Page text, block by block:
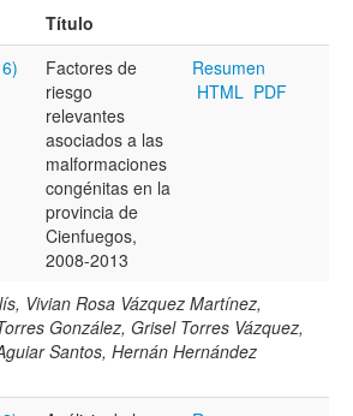
Título
Factores de
riesgo
relevantes
asociados a las
malformaciones
congénitas en la
provincia de
Cienfuegos,
2008-2013
Resumen
HTML PDF
Vivian Rosa Vázquez Martínez,
González, Grisel Torres Vázquez,
Santos, Hernán Hernández